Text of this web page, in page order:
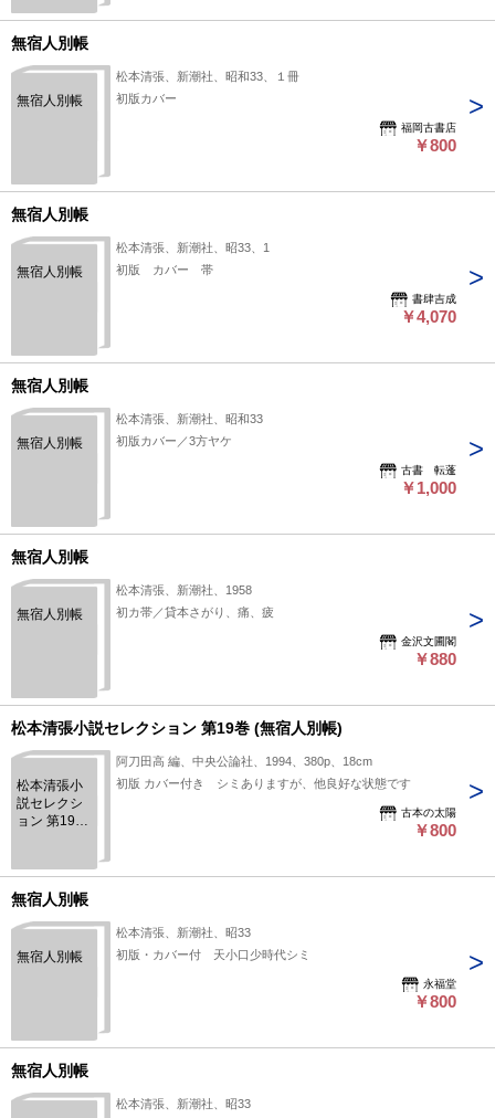
無宿人別帳
無宿人別帳
松本清張、新潮社、昭和33、１冊
初版カバー
福岡古書店
￥800
無宿人別帳
無宿人別帳
松本清張、新潮社、昭33、1
初版 カバー 帯
書肆吉成
￥4,070
無宿人別帳
無宿人別帳
松本清張、新潮社、昭和33
初版カバー／3方ヤケ
古書 転蓬
￥1,000
無宿人別帳
無宿人別帳
松本清張、新潮社、1958
初カ帯／貸本さがり、痛、疲
金沢文圃閣
￥880
松本清張小説セレクション 第19巻 (無宿人別帳)
松本清張小
説セレクシ
ョン 第19巻
阿刀田高 編、中央公論社、1994、380p、18cm
初版 カバー付き シミありますが、他良好な状態です
古本の太陽
￥800
無宿人別帳
無宿人別帳
松本清張、新潮社、昭33
初版・カバー付 天小口少時代シミ
永福堂
￥800
無宿人別帳
松本清張、新潮社、昭33